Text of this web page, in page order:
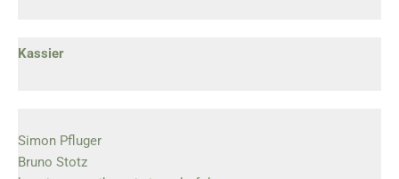
Kassier
Simon Pfluger
Bruno Stotz